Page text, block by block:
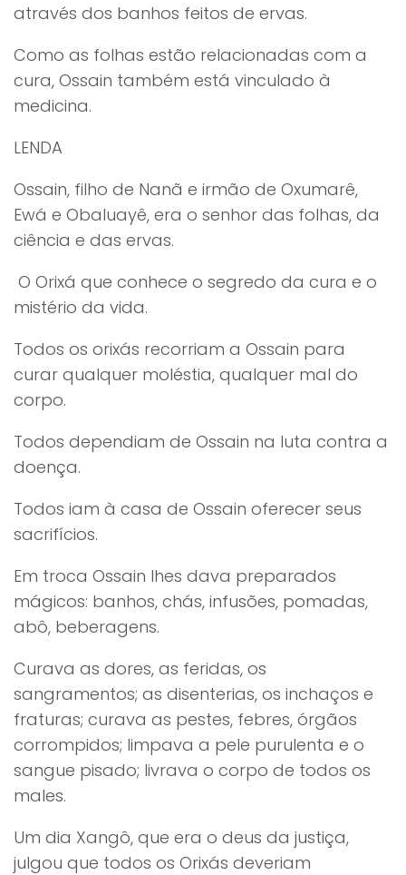
através dos banhos feitos de ervas.
Como as folhas estão relacionadas com a
cura, Ossain também está vinculado à
medicina.
LENDA
Ossain, filho de Nanã e irmão de Oxumarê,
Ewá e Obaluayê, era o senhor das folhas, da
ciência e das ervas.
O Orixá que conhece o segredo da cura e o
mistério da vida.
Todos os orixás recorriam a Ossain para
curar qualquer moléstia, qualquer mal do
corpo.
Todos dependiam de Ossain na luta contra a
doença.
Todos iam à casa de Ossain oferecer seus
sacrifícios.
Em troca Ossain lhes dava preparados
mágicos: banhos, chás, infusões, pomadas,
abô, beberagens.
Curava as dores, as feridas, os
sangramentos; as disenterias, os inchaços e
fraturas; curava as pestes, febres, órgãos
corrompidos; limpava a pele purulenta e o
sangue pisado; livrava o corpo de todos os
males.
Um dia Xangô, que era o deus da justiça,
julgou que todos os Orixás deveriam